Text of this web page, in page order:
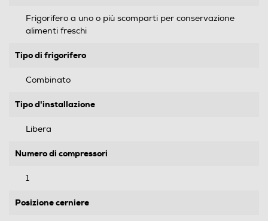
Frigorifero a uno o più scomparti per conservazione
alimenti freschi
Tipo di frigorifero
Combinato
Tipo d'installazione
Libera
Numero di compressori
1
Posizione cerniere